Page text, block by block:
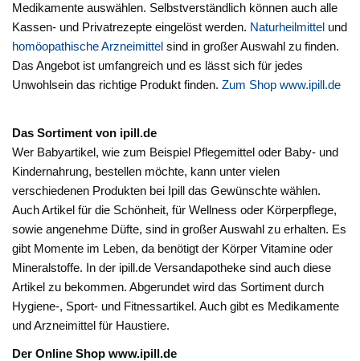
Medikamente auswählen. Selbstverständlich können auch alle
Kassen- und Privatrezepte eingelöst werden. Naturheilmittel und
homöopathische Arzneimittel sind in großer Auswahl zu finden.
Das Angebot ist umfangreich und es lässt sich für jedes
Unwohlsein das richtige Produkt finden.Zum Shop www.ipill.de
Das Sortiment von ipill.de
Wer Babyartikel, wie zum Beispiel Pflegemittel oder Baby- und
Kindernahrung, bestellen möchte, kann unter vielen
verschiedenen Produkten bei Ipill das Gewünschte wählen.
Auch Artikel für die Schönheit, für Wellness oder Körperpflege,
sowie angenehme Düfte, sind in großer Auswahl zu erhalten. Es
gibt Momente im Leben, da benötigt der Körper Vitamine oder
Mineralstoffe. In der ipill.de Versandapotheke sind auch diese
Artikel zu bekommen. Abgerundet wird das Sortiment durch
Hygiene-, Sport- und Fitnessartikel. Auch gibt es Medikamente
und Arzneimittel für Haustiere.
Der Online Shop www.ipill.de